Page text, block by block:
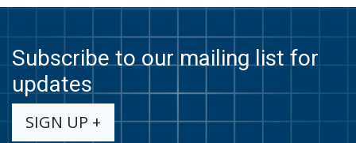
Subscribe to our mailing list for
updates
SIGN UP +